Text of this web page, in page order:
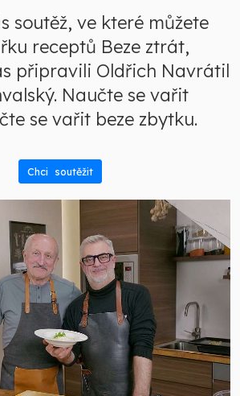
soutěž, ve které můžete
receptů Beze ztrát,
připravili Oldřich Navrátil
Naučte se vařit
se vařit beze zbytku.
Chci soutěžit